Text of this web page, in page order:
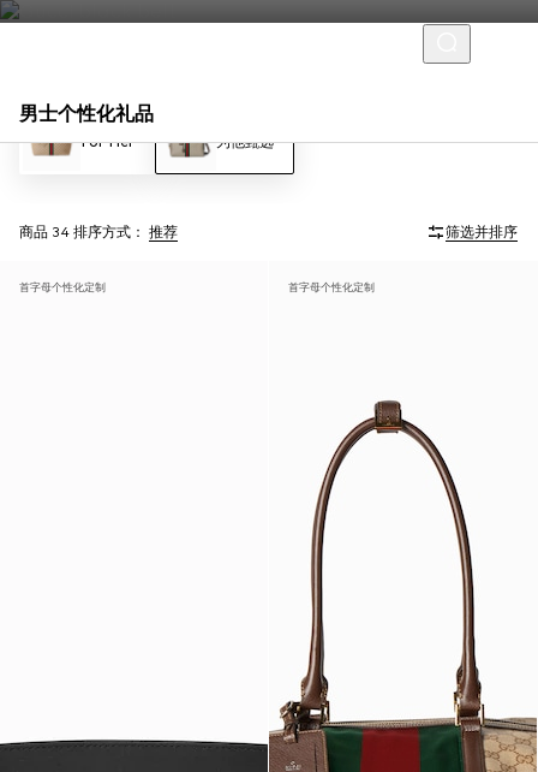
男士个性化礼品
For Her 为他甄选
商品 34 排序方式： 推荐 筛选并排序
首字母个性化定制 首字母个性化定制